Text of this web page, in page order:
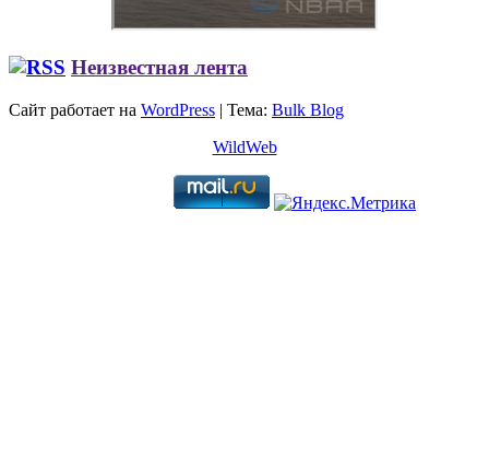
Неизвестная лента
Сайт работает на WordPress | Тема: Bulk Blog
WildWeb